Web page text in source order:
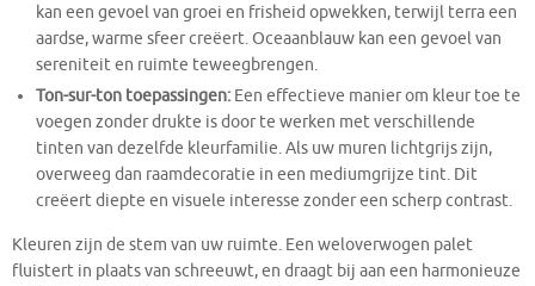
kan een gevoel van groei en frisheid opwekken, terwijl terra een
aardse, warme sfeer creëert. Oceaanblauw kan een gevoel van
sereniteit en ruimte teweegbrengen.
Ton-sur-ton toepassingen: Een effectieve manier om kleur toe te
voegen zonder drukte is door te werken met verschillende
tinten van dezelfde kleurfamilie. Als uw muren lichtgrijs zijn,
overweeg dan raamdecoratie in een mediumgrijze tint. Dit
creëert diepte en visuele interesse zonder een scherp contrast.
Kleuren zijn de stem van uw ruimte. Een weloverwogen palet
fluistert in plaats van schreeuwt, en draagt bij aan een harmonieuze